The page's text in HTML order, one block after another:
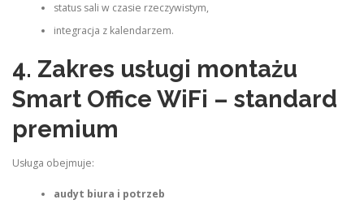
status sali w czasie rzeczywistym,
integracja z kalendarzem.
4. Zakres usługi montażu
Smart Office WiFi – standard
premium
Usługa obejmuje:
audyt biura i potrzeb